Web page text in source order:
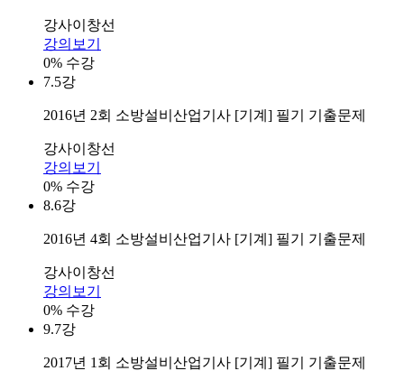
강사이창선
강의보기
0% 수강
7.5강
2016년 2회 소방설비산업기사 [기계] 필기 기출문제
강사이창선
강의보기
0% 수강
8.6강
2016년 4회 소방설비산업기사 [기계] 필기 기출문제
강사이창선
강의보기
0% 수강
9.7강
2017년 1회 소방설비산업기사 [기계] 필기 기출문제